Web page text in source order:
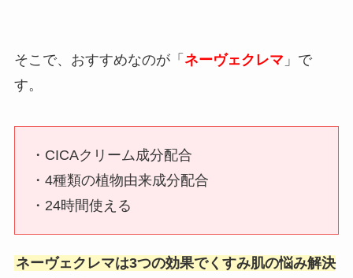
そこで、おすすめなのが「 ネーヴェクレマ 」で
す。
・CICAクリーム成分配合
・4種類の植物由来成分配合
・24時間使える
ネーヴェクレマは3つの効果でくすみ肌の悩み解決